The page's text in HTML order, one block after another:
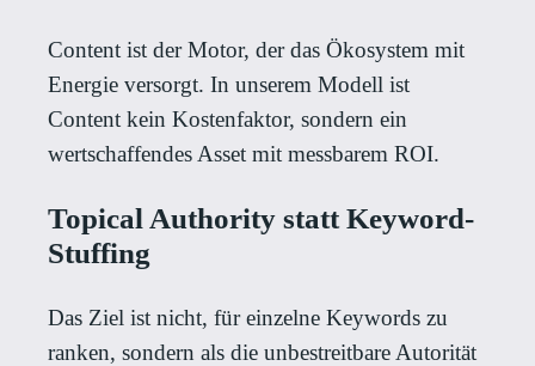
Content ist der Motor, der das Ökosystem mit
Energie versorgt. In unserem Modell ist
Content kein Kostenfaktor, sondern ein
wertschaffendes Asset mit messbarem ROI.
Topical Authority statt Keyword-
Stuffing
Das Ziel ist nicht, für einzelne Keywords zu
ranken, sondern als die unbestreitbare Autorität